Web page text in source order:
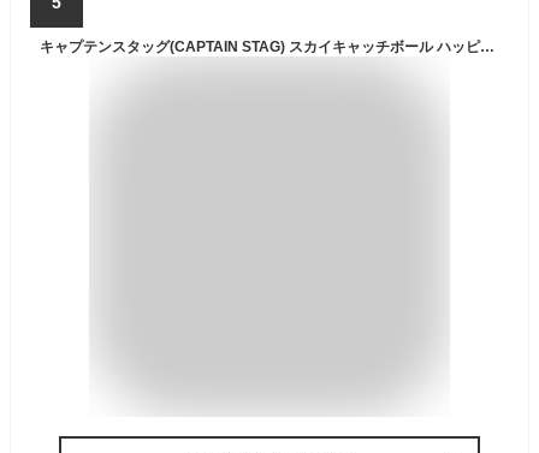
キャプテンスタッグ(CAPTAIN STAG) スカイキャッチボール ハッピースキップ トラックボール U-7732